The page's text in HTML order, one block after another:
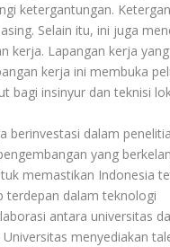
ketergantungan.
Selain itu, ini juga
kerja. Lapangan kerja yang
kerja ini membuka
bagi insinyur dan teknisi
berinvestasi dalam
yang
memastikan Indonesia
terdepan dalam teknologi
antara universitas
menyediakan